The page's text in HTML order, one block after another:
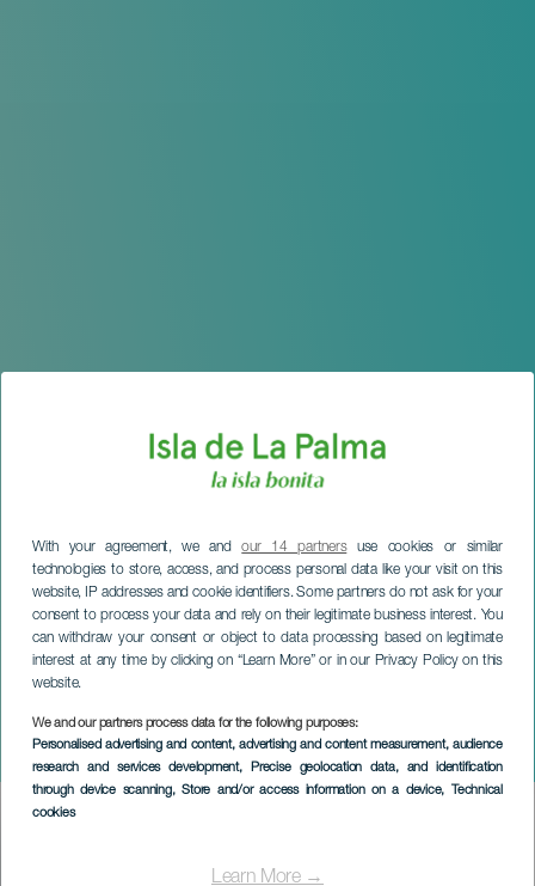
With your agreement, we andour 14 partnersuse cookies or similar
technologies to store, access, and process personal data like your visit on this
website, IP addresses and cookie identifiers. Some partners do not ask for your
consent to process your data and rely on their legitimate business interest. You
can withdraw your consent or object to data processing based on legitimate
interest at any time by clicking on “Learn More” or in our Privacy Policy on this
website.
We and our partners process data for the following purposes:
Personalised advertising and content, advertising and content measurement, audience
research and services development, Precise geolocation data, and identification
through device scanning, Store and/or access information on a device, Technical
cookies
Learn More →
Feria del Queso de Garafía
LA PALMA
Imagen